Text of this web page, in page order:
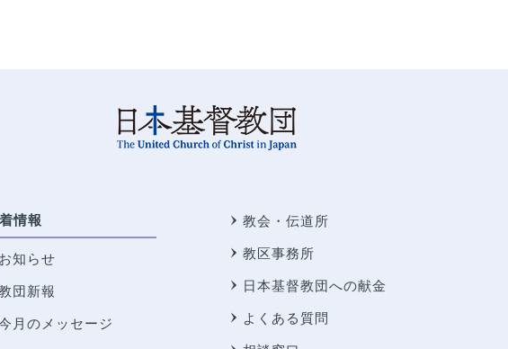
情報
お知らせ
団新報
月のメッセージ
教会・伝道所
教区事務所
日本基督教団への献金
よくある質問